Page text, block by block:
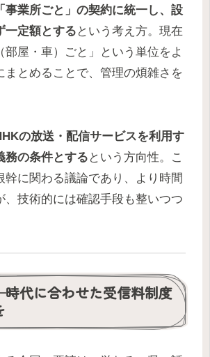
事業所ごと」の契約に統一し、設
一定額とする という考え方。現在
部屋・車）ごと」という単位をよ
まとめることで、管理の煩雑さを
の放送・配信サービスを利用す
務の条件とする という方向性。こ
幹に関わる議論であり、より時間
、技術的には確認手段も整いつつ
代に合わせた受信料制度